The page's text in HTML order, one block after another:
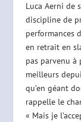
Luca Aerni de
discipline de
performances
en retrait en
pas parvenu
meilleurs
qu’en géant
rappelle le
« Mais je